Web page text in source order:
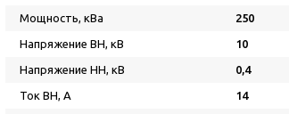
Мощность, кВа 250
Напряжение ВН, кВ 10
Напряжение НН, кВ 0,4
Ток ВН, А 14